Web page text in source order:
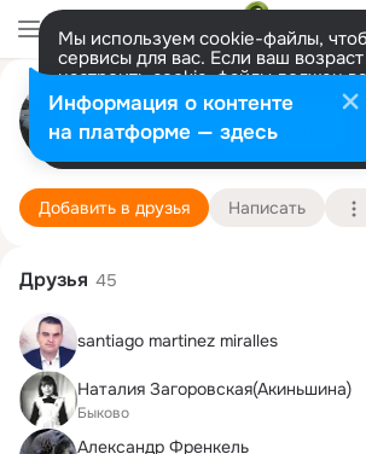
Мы используем cookie-файлы,
сервисы для вас. Если ваш
настроить cookie-файлы должен
представитель. Больше
Разрешить все Настроить
Наталия Биляк
Удельная
7 сентября (51
Московский финансовый
Добавить в друзья Написать
Друзья 45
santiago martinez miralles
Наталия Загоровская(Акиньшина)
Быково
Александр Френкель
Информация о контенте
на платформе — здесь